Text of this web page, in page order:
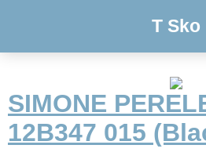
T Sko
SIMONE
12B347 015